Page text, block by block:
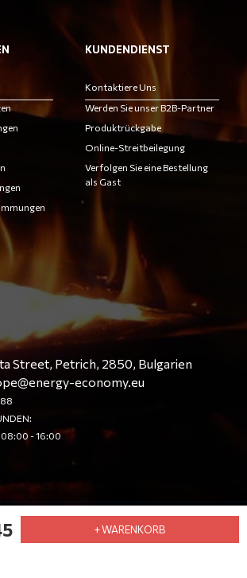
+ WARENKORB
KUNDENDIENST
Kontaktiere Uns
Werden Sie unser B2B-Partner
Produktrückgabe
Online-Streitbeilegung
Verfolgen Sie eine Bestellung
als Gast
Street, Petrich, 2850, Bulgarien
economy.eu
- 16:00
LTD 2023. Alle Rechte vorbehalten